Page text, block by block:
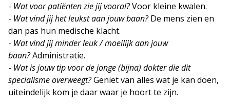
- Wat voor patiënten zie jij vooral?Voor kleine kwalen.
- Wat vind jij het leukst aan jouw baan?De mens zien en
dan pas hun medische klacht.
- Wat vind jij minder leuk / moeilijk aan jouw
baan?Administratie.
- Wat is jouw tip voor de jonge (bijna) dokter die dit
specialisme overweegt?Geniet van alles wat je kan doen,
uiteindelijk kom je daar waar je hoort te zijn.